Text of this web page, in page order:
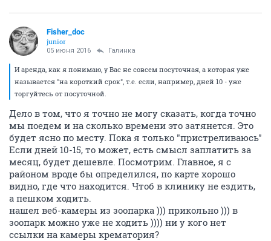
Fisher_doc
junior
05 июня 2016 Галинка
И аренда, как я понимаю, у Вас не совсем посуточная, а которая уже
называется "на короткий срок", т.е. если, например, дней 10 - уже
торгуйтесь от посуточной.
Дело в том, что я точно не могу сказать, когда точно
мы поедем и на сколько времени это затянется. Это
будет ясно по месту. Пока я только "пристреливаюсь"
Если дней 10-15, то может, есть смысл заплатить за
месяц, будет дешевле. Посмотрим. Главное, я с
районом вроде бы определился, по карте хорошо
видно, где что находится. Чтоб в клинику не ездить,
а пешком ходить.
нашел веб-камеры из зоопарка ))) прикольно ))) в
зоопарк можно уже не ходить )))) ни у кого нет
ссылки на камеры крематория?